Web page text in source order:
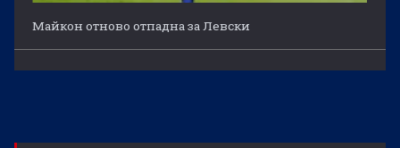
Майкон отново отпадна за Левски